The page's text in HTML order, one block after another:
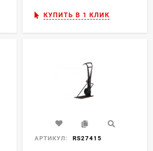
КУПИТЬ В 1 КЛИК
АРТИКУЛ: RS27415